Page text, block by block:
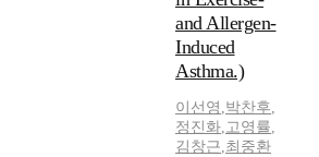
and Allergen-
Induced
Asthma.)
이선영 ,박찬후,
정진화,고영률,
김창근,최중환